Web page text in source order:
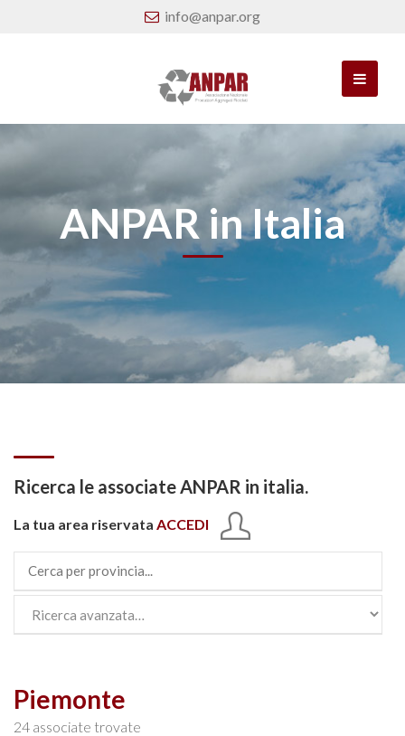
info@anpar.org
ANPAR in Italia
Ricerca le associate ANPAR in italia.
La tua area riservata ACCEDI
Piemonte
24 associate trovate